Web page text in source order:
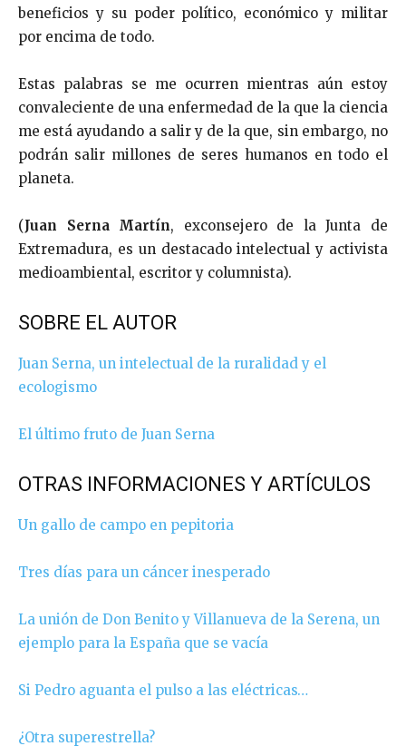
beneficios y su poder político, económico y militar
por encima de todo.
Estas palabras se me ocurren mientras aún estoy
convaleciente de una enfermedad de la que la ciencia
me está ayudando a salir y de la que, sin embargo, no
podrán salir millones de seres humanos en todo el
planeta.
(Juan Serna Martín, exconsejero de la Junta de
Extremadura, es un destacado intelectual y activista
medioambiental, escritor y columnista).
SOBRE EL AUTOR
Juan Serna, un intelectual de la ruralidad y el
ecologismo
El último fruto de Juan Serna
OTRAS INFORMACIONES Y ARTÍCULOS
Un gallo de campo en pepitoria
Tres días para un cáncer inesperado
La unión de Don Benito y Villanueva de la Serena, un
ejemplo para la España que se vacía
Si Pedro aguanta el pulso a las eléctricas…
¿Otra superestrella?